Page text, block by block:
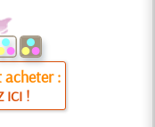
acheter :
ICI !